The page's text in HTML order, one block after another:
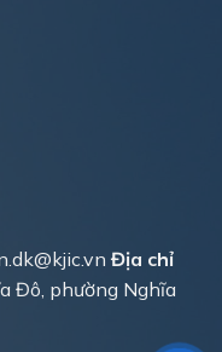
Địa chỉ
Đô, phường Nghĩa